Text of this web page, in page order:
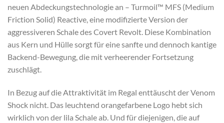
neuen Abdeckungstechnologie an – Turmoil™ MFS (Medium
Friction Solid) Reactive, eine modifizierte Version der
aggressiveren Schale des Covert Revolt. Diese Kombination
aus Kern und Hülle sorgt für eine sanfte und dennoch kantige
Backend-Bewegung, die mit verheerender Fortsetzung
zuschlägt.
In Bezug auf die Attraktivität im Regal enttäuscht der Venom
Shock nicht. Das leuchtend orangefarbene Logo hebt sich
wirklich von der lila Schale ab. Und für diejenigen, die auf